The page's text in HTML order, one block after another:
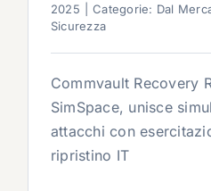
2025
Categorie: Dal
Sicurezza
Commvault Recovery
SimSpace, unisce
attacchi con
ripristino IT